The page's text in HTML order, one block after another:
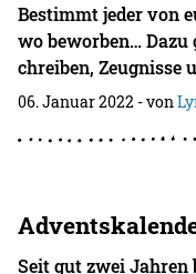
Bestimmt jeder von
wo beworben…
chreiben, Zeugnisse
06. Januar 2022 - von
Seit gut zwei Jahren